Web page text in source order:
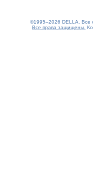
©1995–2026 DELLA. Все
Все права защищены.